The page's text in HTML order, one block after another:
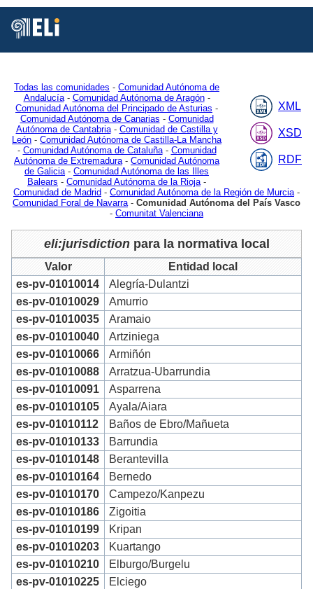
XML
XSD
RDF
Todas las comunidades - Comunidad Autónoma de
Andalucía- Comunidad Autónoma de Aragón-
Comunidad Autónoma del Principado de Asturias -
Comunidad Autónoma de Canarias - Comunidad
Autónoma de Cantabria- Comunidad de Castilla y
León - Comunidad Autónoma de Castilla-La Mancha
- Comunidad Autónoma de Cataluña- Comunidad
Autónoma de Extremadura - Comunidad Autónoma
de Galicia - Comunidad Autónoma de las Illes
Balears - Comunidad Autónoma de la Rioja -
Comunidad de Madrid - Comunidad Autónoma de la Región de Murcia -
Comunidad Foral de Navarra - Comunidad Autónoma del País Vasco
- Comunitat Valenciana
eli:jurisdictionpara la normativa local
Valor
Entidad local
es-pv-01010014
Alegría-Dulantzi
es-pv-01010029
Amurrio
es-pv-01010035
Aramaio
es-pv-01010040
Artziniega
es-pv-01010066
Armiñón
es-pv-01010088
Arratzua-Ubarrundia
es-pv-01010091
Asparrena
es-pv-01010105
Ayala/Aiara
es-pv-01010112
Baños de Ebro/Mañueta
es-pv-01010133
Barrundia
es-pv-01010148
Berantevilla
es-pv-01010164
Bernedo
es-pv-01010170
Campezo/Kanpezu
es-pv-01010186
Zigoitia
es-pv-01010199
Kripan
es-pv-01010203
Kuartango
es-pv-01010210
Elburgo/Burgelu
es-pv-01010225
Elciego